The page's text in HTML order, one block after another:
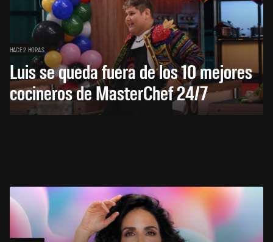
HACE 2 HORAS
Luis se queda fuera de los 10 mejores
cocineros de MasterChef 24/7